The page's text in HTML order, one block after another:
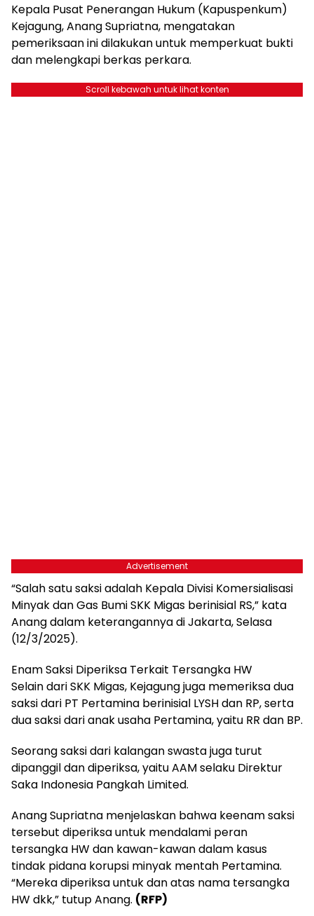
Kepala Pusat Penerangan Hukum (Kapuspenkum)
Kejagung, Anang Supriatna, mengatakan
pemeriksaan ini dilakukan untuk memperkuat bukti
dan melengkapi berkas perkara.
Scroll kebawah untuk lihat konten
Advertisement
“Salah satu saksi adalah Kepala Divisi Komersialisasi
Minyak dan Gas Bumi SKK Migas berinisial RS,” kata
Anang dalam keterangannya di Jakarta, Selasa
(12/3/2025).
Enam Saksi Diperiksa Terkait Tersangka HW
Selain dari SKK Migas, Kejagung juga memeriksa dua
saksi dari PT Pertamina berinisial LYSH dan RP, serta
dua saksi dari anak usaha Pertamina, yaitu RR dan BP.
Seorang saksi dari kalangan swasta juga turut
dipanggil dan diperiksa, yaitu AAM selaku Direktur
Saka Indonesia Pangkah Limited.
Anang Supriatna menjelaskan bahwa keenam saksi
tersebut diperiksa untuk mendalami peran
tersangka HW dan kawan-kawan dalam kasus
tindak pidana korupsi minyak mentah Pertamina.
“Mereka diperiksa untuk dan atas nama tersangka
HW dkk,” tutup Anang. (RFP)